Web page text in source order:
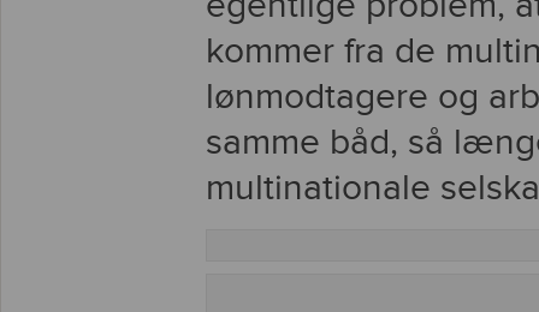
kommer fra de
lønmodtagere og
samme båd, så
multinationale